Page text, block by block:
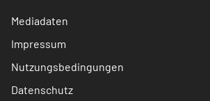
Mediadaten
Impressum
Nutzungsbedingungen
Datenschutz